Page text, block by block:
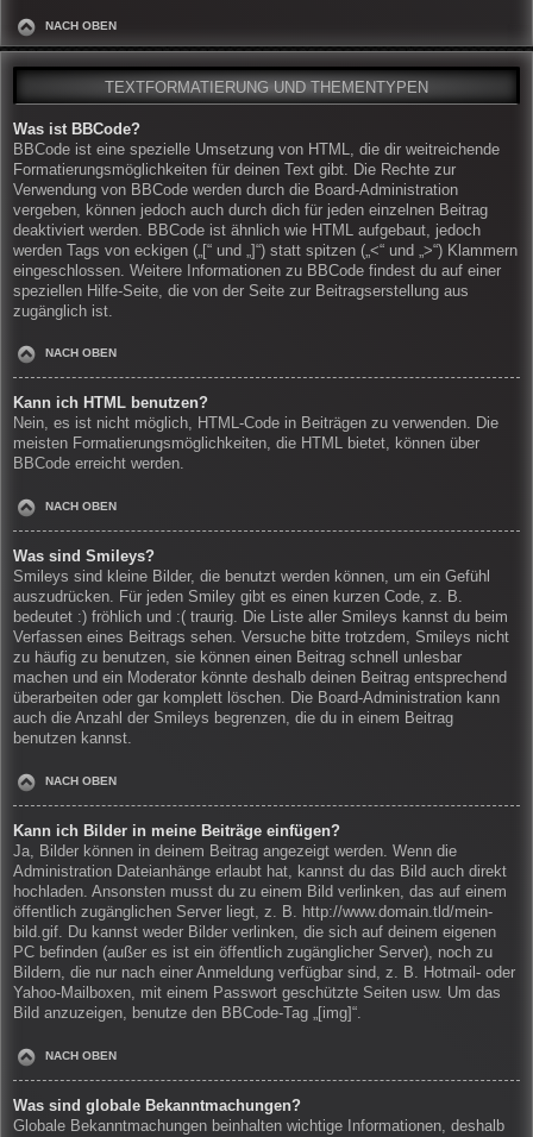
NACH OBEN
TEXTFORMATIERUNG UND THEMENTYPEN
Was ist BBCode?
BBCode ist eine spezielle Umsetzung von HTML, die dir weitreichende
Formatierungsmöglichkeiten für deinen Text gibt. Die Rechte zur
Verwendung von BBCode werden durch die Board-Administration
vergeben, können jedoch auch durch dich für jeden einzelnen Beitrag
deaktiviert werden. BBCode ist ähnlich wie HTML aufgebaut, jedoch
werden Tags von eckigen („[“ und „]“) statt spitzen („<“ und „>“) Klammern
eingeschlossen. Weitere Informationen zu BBCode findest du auf einer
speziellen Hilfe-Seite, die von der Seite zur Beitragserstellung aus
zugänglich ist.
NACH OBEN
Kann ich HTML benutzen?
Nein, es ist nicht möglich, HTML-Code in Beiträgen zu verwenden. Die
meisten Formatierungsmöglichkeiten, die HTML bietet, können über
BBCode erreicht werden.
NACH OBEN
Was sind Smileys?
Smileys sind kleine Bilder, die benutzt werden können, um ein Gefühl
auszudrücken. Für jeden Smiley gibt es einen kurzen Code, z. B.
bedeutet :) fröhlich und :( traurig. Die Liste aller Smileys kannst du beim
Verfassen eines Beitrags sehen. Versuche bitte trotzdem, Smileys nicht
zu häufig zu benutzen, sie können einen Beitrag schnell unlesbar
machen und ein Moderator könnte deshalb deinen Beitrag entsprechend
überarbeiten oder gar komplett löschen. Die Board-Administration kann
auch die Anzahl der Smileys begrenzen, die du in einem Beitrag
benutzen kannst.
NACH OBEN
Kann ich Bilder in meine Beiträge einfügen?
Ja, Bilder können in deinem Beitrag angezeigt werden. Wenn die
Administration Dateianhänge erlaubt hat, kannst du das Bild auch direkt
hochladen. Ansonsten musst du zu einem Bild verlinken, das auf einem
öffentlich zugänglichen Server liegt, z. B. http://www.domain.tld/mein-
bild.gif. Du kannst weder Bilder verlinken, die sich auf deinem eigenen
PC befinden (außer es ist ein öffentlich zugänglicher Server), noch zu
Bildern, die nur nach einer Anmeldung verfügbar sind, z. B. Hotmail- oder
Yahoo-Mailboxen, mit einem Passwort geschützte Seiten usw. Um das
Bild anzuzeigen, benutze den BBCode-Tag „[img]“.
NACH OBEN
Was sind globale Bekanntmachungen?
Globale Bekanntmachungen beinhalten wichtige Informationen, deshalb